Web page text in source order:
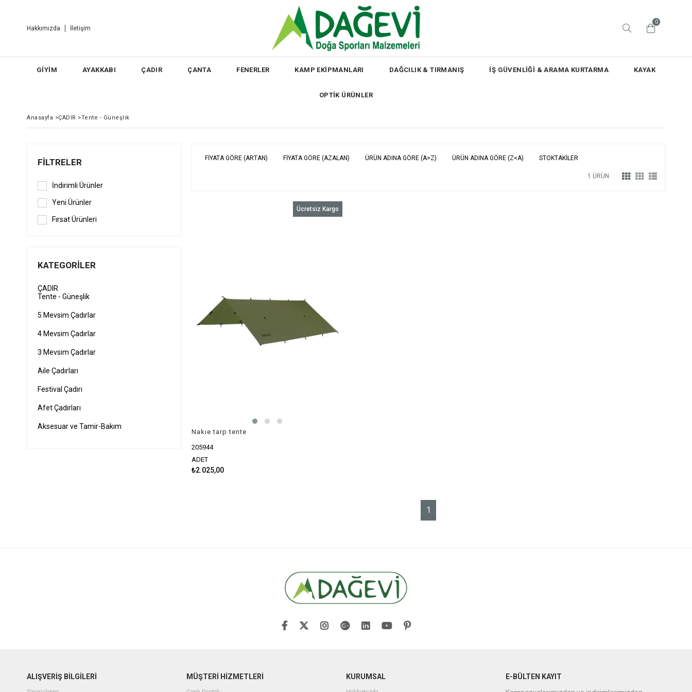
Hakkımızda İletişim
0
GİYİM AYAKKABI ÇADIR ÇANTA FENERLER KAMP EKİPMANLARI DAĞCILIK & TIRMANIŞ İŞ GÜVENLİĞİ & ARAMA KURTARMA KAYAK
OPTİK ÜRÜNLER
Anasayfa >ÇADIR >Tente - Güneşlik
FILTRELER
İndirimli Ürünler
Yeni Ürünler
Fırsat Ürünleri
KATEGORILER
ÇADIR
Tente - Güneşlik
5 Mevsim Çadırlar
4 Mevsim Çadırlar
3 Mevsim Çadırlar
Aile Çadırları
Festival Çadırı
Afet Çadırları
Aksesuar ve Tamir-Bakım
FIYATA GÖRE (ARTAN) FIYATA GÖRE (AZALAN) ÜRÜN ADINA GÖRE (A>Z) ÜRÜN ADINA GÖRE (Z<A) STOKTAKILER
1 ÜRÜN
Nakıe tarp tente
205944
ADET
₺2.025,00
Ücretsiz Kargo
1
ALIŞVERİŞ BİLGİLERİ MÜŞTERİ HİZMETLERİ KURUMSAL
E-BÜLTEN KAYIT